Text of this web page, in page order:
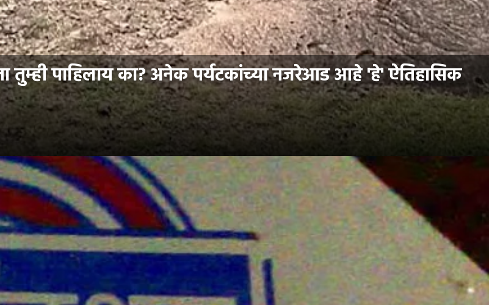
तुम्ही पाहिलाय का? अनेक पर्यटकांच्या नजरेआड आहे 'हे' ऐतिहासिक